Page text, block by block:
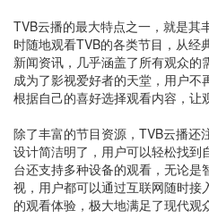
TVB云播的最大特点之一，就是其
时随地观看TVB的各类节目，从经
新闻资讯，几乎涵盖了所有观众的
成为了影视爱好者的天堂，用户不
根据自己的喜好选择观看内容，让
除了丰富的节目资源，TVB云播还
设计简洁明了，用户可以轻松找到
台还支持多种设备的观看，无论
视，用户都可以通过互联网随时接
的观看体验，极大地满足了现代观